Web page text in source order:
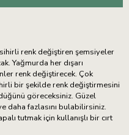
renk değiştiren şemsiyeler
Yağmurda her dışarı
renk değiştirecek. Çok
bir şekilde renk değiştirmesini
göreceksiniz. Güzel
daha fazlasını bulabilirsiniz.
tutmak için kullanışlı bir cırt